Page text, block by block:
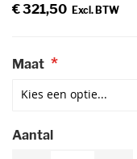
gallerij
€ 321,50
Maat
Aantal